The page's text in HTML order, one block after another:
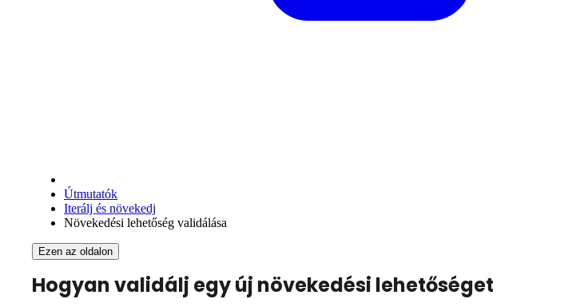
Útmutatók
Iterálj és növekedj
Növekedési lehetőség validálása
Ezen az oldalon
Hogyan validálj egy új növekedési lehetőséget